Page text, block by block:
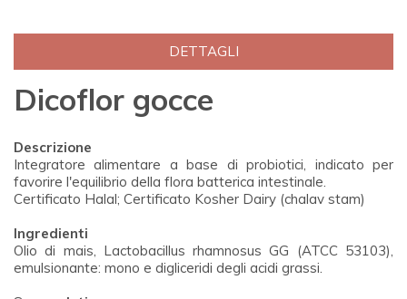
DETTAGLI
Dicoflor gocce
Descrizione
Integratore alimentare a base di probiotici, indicato per
favorire l'equilibrio della flora batterica intestinale.
Certificato Halal; Certificato Kosher Dairy (chalav stam)
Ingredienti
Olio di mais, Lactobacillus rhamnosus GG (ATCC 53103),
emulsionante: mono e digliceridi degli acidi grassi.